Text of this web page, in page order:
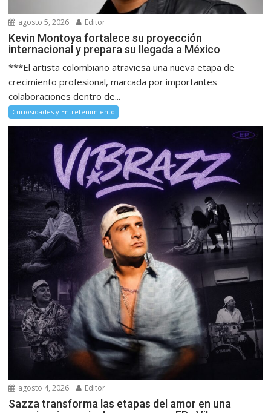
agosto 5, 2026 Editor
Kevin Montoya fortalece su proyección
internacional y prepara su llegada a México
***El artista colombiano atraviesa una nueva etapa de
crecimiento profesional, marcada por importantes
colaboraciones dentro de...
Curiosidades y Entretenimiento
agosto 4, 2026 Editor
Sazza transforma las etapas del amor en una